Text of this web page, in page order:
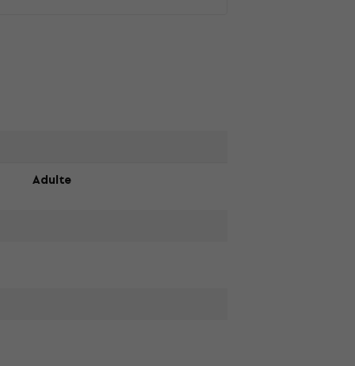
Adulte